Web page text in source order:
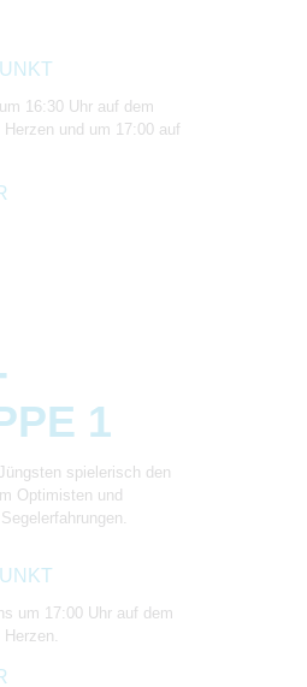
16:30 Uhr auf dem
und um 17:00 auf
1
spielerisch den
Optimisten und
um 17:00 Uhr auf dem